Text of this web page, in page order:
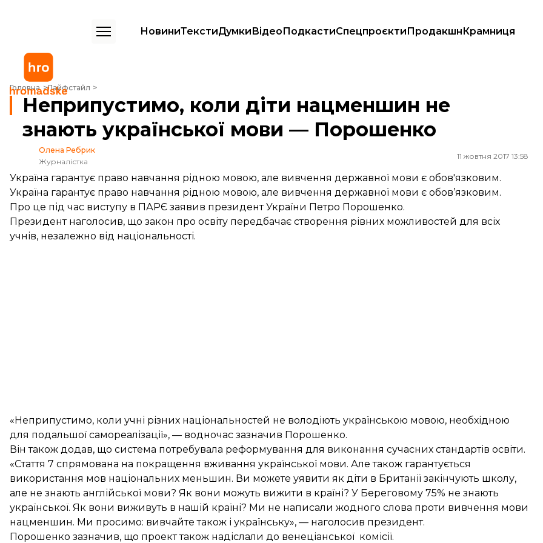
НовиниТекстиДумкиВідеоПодкастиСпецпроєктиПродакшнКрамниця
Головна Лайфстайл
Неприпустимо, коли діти нацменшин не знають української мови — Порошенко
Неприпустимо, коли діти нацменшин не
знають української мови — Порошенко
Олена Ребрик
Журналістка
11 жовтня 2017 13:58
Україна гарантує право навчання рідною мовою, але вивчення державної мови є обов'язковим.
Україна гарантує право навчання рідною мовою, але вивчення державної мови є обов’язковим.
Про це під час виступу в ПАРЄ заявив президент України Петро Порошенко.
Президент наголосив, що закон про освіту передбачає створення рівних можливостей для всіх
учнів, незалежно від національності.
«Неприпустимо, коли учні різних національностей не володіють українською мовою, необхідною
для подальшої самореалізації», — водночас зазначив Порошенко.
Він також додав, що система потребувала реформування для виконання сучасних стандартів освіти.
«Стаття 7 спрямована на покращення вживання української мови. Але також гарантується
використання мов національних меньшин. Ви можете уявити як діти в Британії закінчують школу,
але не знають англійської мови? Як вони можуть вижити в країні? У Береговому 75% не знають
української. Як вони виживуть в нашій країні? Ми не написали жодного слова проти вивчення мови
нацменшин. Ми просимо: вивчайте також і українську», — наголосив президент.
Порошенко зазначив, що проект також надіслали до венеціанської комісії.